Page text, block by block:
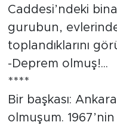
Caddesi’ndeki
gurubun,
toplandıklarını
-Deprem olmuş!...
****
Bir başkası:
olmuşum.